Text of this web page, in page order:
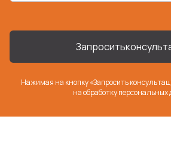
Запросить
Нажимая на кнопку «Запросить
наобработку